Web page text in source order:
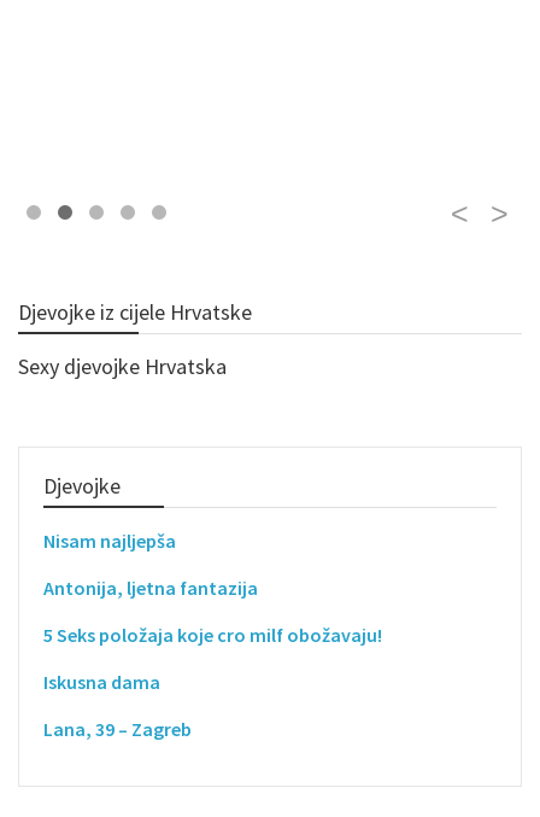
Djevojke iz cijele Hrvatske
Sexy djevojke Hrvatska
Djevojke
Nisam najljepša
Antonija, ljetna fantazija
5 Seks položaja koje cro milf obožavaju!
Iskusna dama
Lana, 39 – Zagreb